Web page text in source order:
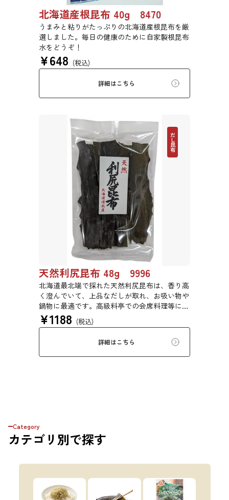
北海道産根昆布 40g 8470
うまみと粘りがたっぷりの北海道産根昆布を厳
選しました。毎日の健康のために自家製根昆布
水をどうぞ！
¥648 (税込)
詳細はこちら
だし昆布
天然利尻昆布 48g 9996
北海道最北端で採れた天然利尻昆布は、香り高
く澄んでいて、上品なだしが取れ、お吸い物や
鍋物に最適です。高級料亭での会席料理等にも
使われている高級昆布です。
¥1188 (税込)
詳細はこちら
Category
カテゴリ 別で探す